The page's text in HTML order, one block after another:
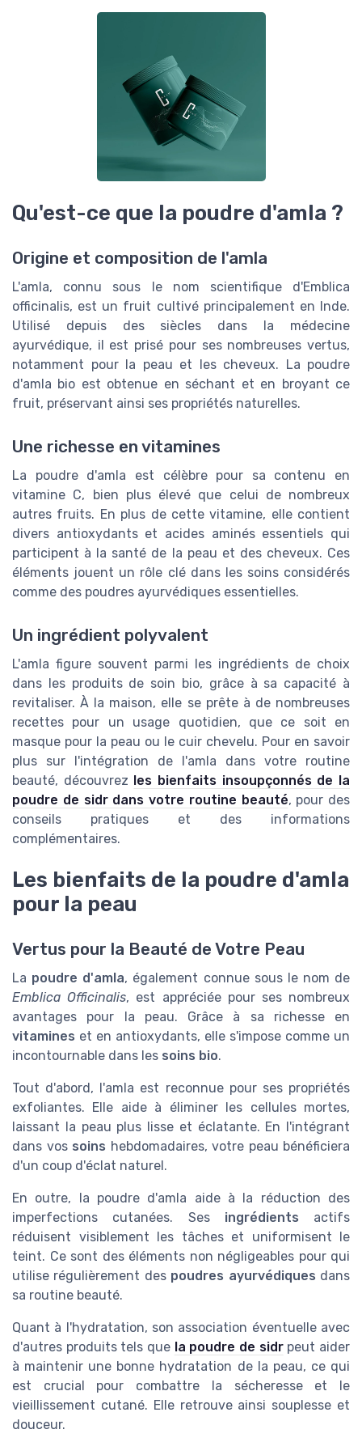
Qu'est-ce que la poudre d'amla ?
Origine et composition de l'amla
L'amla, connu sous le nom scientifique d'Emblica
officinalis, est un fruit cultivé principalement en Inde.
Utilisé depuis des siècles dans la médecine
ayurvédique, il est prisé pour ses nombreuses vertus,
notamment pour la peau et les cheveux. La poudre
d'amla bio est obtenue en séchant et en broyant ce
fruit, préservant ainsi ses propriétés naturelles.
Une richesse en vitamines
La poudre d'amla est célèbre pour sa contenu en
vitamine C, bien plus élevé que celui de nombreux
autres fruits. En plus de cette vitamine, elle contient
divers antioxydants et acides aminés essentiels qui
participent à la santé de la peau et des cheveux. Ces
éléments jouent un rôle clé dans les soins considérés
comme des poudres ayurvédiques essentielles.
Un ingrédient polyvalent
L'amla figure souvent parmi les ingrédients de choix
dans les produits de soin bio, grâce à sa capacité à
revitaliser. À la maison, elle se prête à de nombreuses
recettes pour un usage quotidien, que ce soit en
masque pour la peau ou le cuir chevelu. Pour en savoir
plus sur l'intégration de l'amla dans votre routine
beauté, découvrez
les bienfaits insoupçonnés de la
poudre de sidr dans votre routine beauté, pour des
conseils pratiques et des informations
complémentaires.
Les bienfaits de la poudre d'amla
pour la peau
Vertus pour la Beauté de Votre Peau
La poudre d'amla, également connue sous le nom de
Emblica Officinalis, est appréciée pour ses nombreux
avantages pour la peau. Grâce à sa richesse en
vitamines et en antioxydants, elle s'impose comme un
incontournable dans les soins bio.
Tout d'abord, l'amla est reconnue pour ses propriétés
exfoliantes. Elle aide à éliminer les cellules mortes,
laissant la peau plus lisse et éclatante. En l'intégrant
dans vos soins hebdomadaires, votre peau bénéficiera
d'un coup d'éclat naturel.
En outre, la poudre d'amla aide à la réduction des
imperfections cutanées. Ses ingrédients actifs
réduisent visiblement les tâches et uniformisent le
teint. Ce sont des éléments non négligeables pour qui
utilise régulièrement des poudres ayurvédiques dans
sa routine beauté.
Quant à l'hydratation, son association éventuelle avec
d'autres produits tels que la poudre de sidrpeut aider
à maintenir une bonne hydratation de la peau, ce qui
est crucial pour combattre la sécheresse et le
vieillissement cutané. Elle retrouve ainsi souplesse et
douceur.